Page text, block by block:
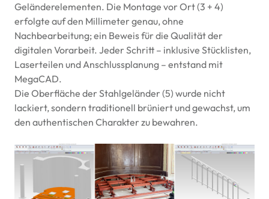
Geländerelementen. Die Montage vor Ort (3 + 4)
erfolgte auf den Millimeter genau, ohne
Nachbearbeitung; ein Beweis für die Qualität der
digitalen Vorarbeit. Jeder Schritt – inklusive Stücklisten,
Laserteilen und Anschlussplanung – entstand mit
MegaCAD.
Die Oberfläche der Stahlgeländer (5) wurde nicht
lackiert, sondern traditionell brüniert und gewachst, um
den authentischen Charakter zu bewahren.